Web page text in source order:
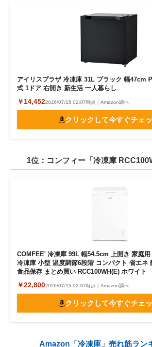
アイリスプラザ 冷凍庫 31L ブラック 幅47cm
式 1ドア 右開き 新生活 一人暮らし
￥14,4522026/07/15 02:07時点｜Amazon調べ
クリックして今すぐチェ
1位：コンフィー「冷凍庫
COMFEE' 冷凍庫 99L 幅54.5cm 上開き 家庭
冷凍庫 小型 温度調節6段階 コンパクト 省エネ
食品保存 まとめ買い RCC100WH(E) ホワイト
￥22,8002026/07/15 02:07時点｜Amazon調べ
クリックして今すぐチェ
Amazon「冷凍庫」売れ筋ラン